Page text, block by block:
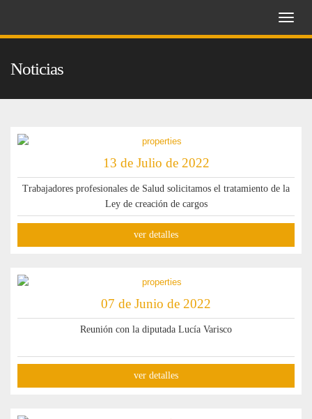
Toggle
Noticias
13 de Julio de 2022
Trabajadores profesionales de Salud solicitamos el tratamiento de la
Ley de creación de cargos
ver detalles
07 de Junio de 2022
Reunión con la diputada Lucía Varisco
ver detalles